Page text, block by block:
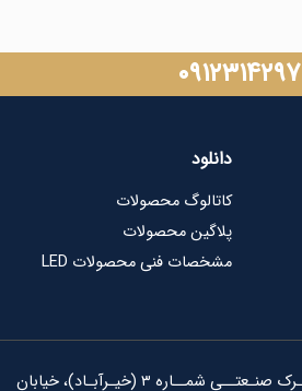
کاتالوگ محصولات
پلاگین محصولات
مشخصات فنی محصولات LED
آدرس کارخــانـه : اراک، شهـرک صنـعتــی شمــاره ۳ (خیـرآبـاد)، خیابان